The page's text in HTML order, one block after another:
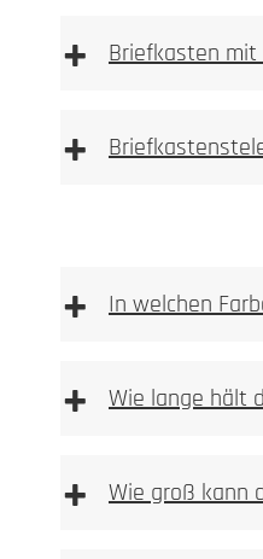
+ Briefkasten mit
+
+ In welchen
+ Wie lange hält
+ Wie groß kann